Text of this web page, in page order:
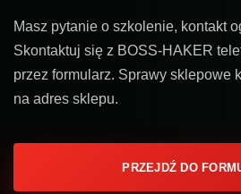
Masz pytanie o szkolenie, kontakt
Skontaktuj się z BOSS‑HAKER
przez formularz. Sprawy sklepowe
na adres sklepu.
PRZEJDŹ DO